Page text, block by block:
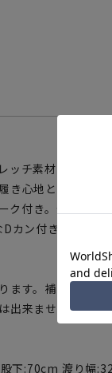
チ素材と動きや
き心地と動きやす
付き。普段使い
カン付き。
す。補正料金に
出来ません、予め
下:70cm 渡り幅